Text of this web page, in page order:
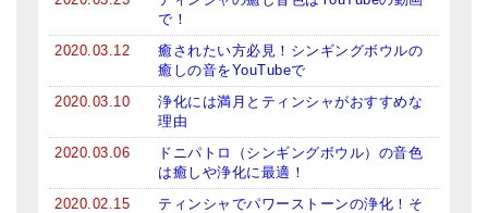
で！
2020.03.12
癒されたい方必見！シンギングボウルの
癒しの音をYouTubeで
2020.03.10
浄化には満月とティンシャがおすすめな
理由
2020.03.06
ドニパトロ（シンギングボウル）の音色
は癒しや浄化に最適！
2020.02.15
ティンシャでパワーストーンの浄化！そ